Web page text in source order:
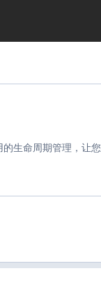
的生命周期管理，让